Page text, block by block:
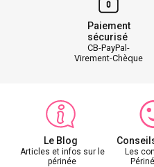
Paiement
sécurisé
CB-PayPal-
Virement-Chèque
Le Blog
Articles et infos sur le
périnée
Les